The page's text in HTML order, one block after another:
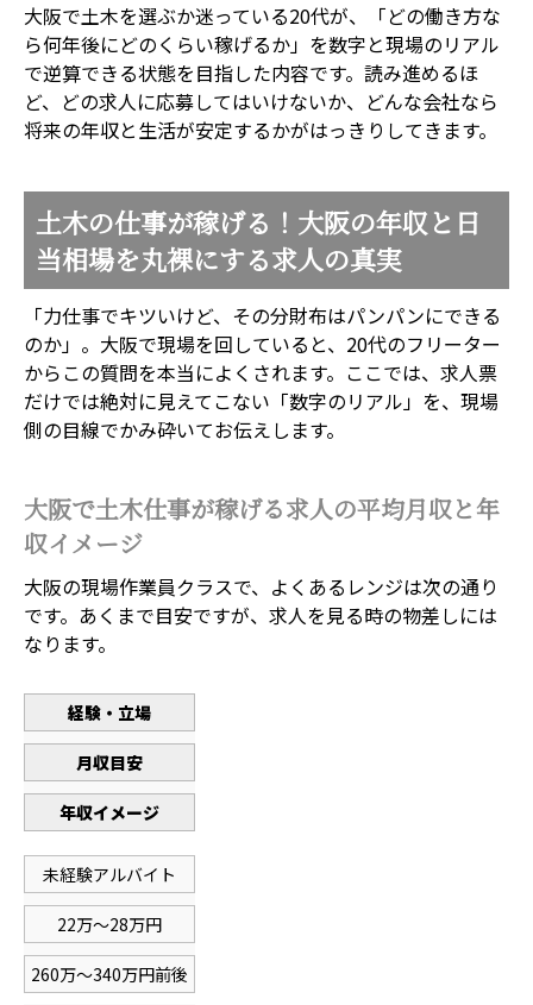
大阪で土木を選ぶか迷っている20代が、「どの働き方な
ら何年後にどのくらい稼げるか」を数字と現場のリアル
で逆算できる状態を目指した内容です。読み進めるほ
ど、どの求人に応募してはいけないか、どんな会社なら
将来の年収と生活が安定するかがはっきりしてきます。
土木の仕事が稼げる！大阪の年収と日
当相場を丸裸にする求人の真実
「力仕事でキツいけど、その分財布はパンパンにできる
のか」。大阪で現場を回していると、20代のフリーター
からこの質問を本当によくされます。ここでは、求人票
だけでは絶対に見えてこない「数字のリアル」を、現場
側の目線でかみ砕いてお伝えします。
大阪で土木仕事が稼げる求人の平均月収と年
収イメージ
大阪の現場作業員クラスで、よくあるレンジは次の通り
です。あくまで目安ですが、求人を見る時の物差しには
なります。
経験・立場
月収目安
年収イメージ
未経験アルバイト
22万〜28万円
260万〜340万円前後